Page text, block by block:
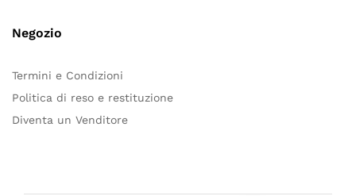
Negozio
Termini e Condizioni
Politica di reso e restituzione
Diventa un Venditore